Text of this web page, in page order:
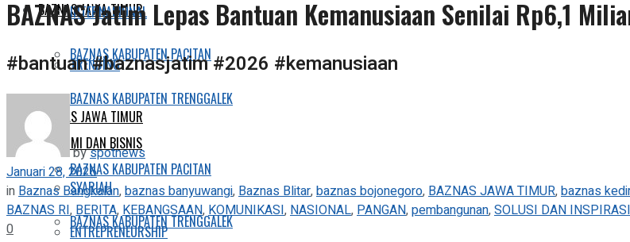
BAZNAS JAWA TIMUR
BAZNAS KABUPATEN PACITAN
BAZNAS KABUPATEN TRENGGALEK
EKONOMI DAN BISNIS
SYARIAH
ENTREPRENEURSHIP
INTERNASIONAL
TRENDING
BAZNAS JAWA TIMUR
BAZNAS KABUPATEN PACITAN
BAZNAS KABUPATEN TRENGGALEK
BAZNAS Jatim Lepas Bantuan Kemanusiaan Senilai Rp6,1
#bantuan #baznasjatim #2026 #kemanusiaan
byspotnews
Januari 28, 2026
in Baznas Bangkalan,baznas banyuwangi, Baznas Blitar,baznas bojonegoro, BAZNAS JAWA TIMUR,baznas
BAZNAS RI, BERITA, KEBANGSAAN, KOMUNIKASI, NASIONAL, PANGAN,pembangunan,SOLUSI DAN INSPIRASI
0